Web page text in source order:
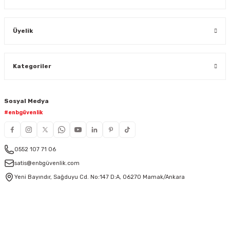
Üyelik
Kategoriler
Sosyal Medya
#enbgüvenlik
0552 107 71 06
satis@enbgüvenlik.com
Yeni Bayındır, Sağduyu Cd. No:147 D:A, 06270 Mamak/Ankara